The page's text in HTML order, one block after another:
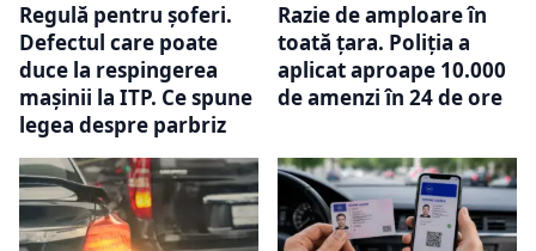
Regulă pentru șoferi.
Defectul care poate
duce la respingerea
mașinii la ITP. Ce spune
legea despre parbriz
Razie de amploare în
toată țara. Poliția a
aplicat aproape 10.000
de amenzi în 24 de ore